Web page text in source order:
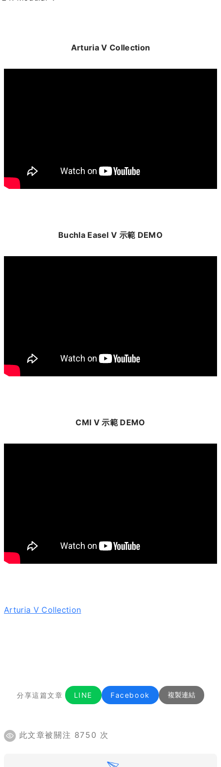
Arturia V Collection
Buchla Easel V 示範 DEMO
CMI V 示範 DEMO
Arturia V Collection
分享這篇文章 LINE Facebook 複製連結
此文章被關注 8750 次